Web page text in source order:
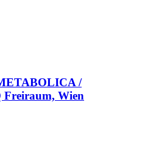
/
Freiraum, Wien